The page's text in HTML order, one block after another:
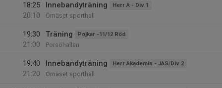
18:25
20:10
Innebandyträning Herr A - Div 1
Örnäset sporthall
19:30
21:00
Träning Pojkar -11/12 Röd
Porsöhallen
19:40
21:20
Innebandyträning Herr Akademin - JAS/Div 2
Örnäset sporthall